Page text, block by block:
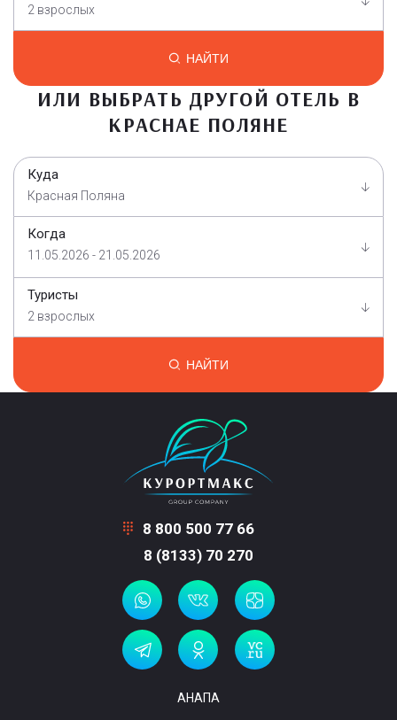
2 взрослых
НАЙТИ
ИЛИ ВЫБРАТЬ ДРУГОЙ ОТЕЛЬ В
КРАСНАЕ ПОЛЯНЕ
Куда
Красная Поляна
Когда
11.05.2026 - 21.05.2026
Туристы
2 взрослых
НАЙТИ
8 800 500 77 66
8 (8133) 70 270
АНАПА